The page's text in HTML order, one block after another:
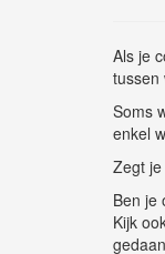
Als je
tussen
Soms
enkel
Zegt
Ben je
Kijk